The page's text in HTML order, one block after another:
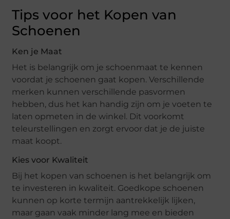
Tips voor het Kopen van
Schoenen
Ken je Maat
Het is belangrijk om je schoenmaat te kennen
voordat je schoenen gaat kopen. Verschillende
merken kunnen verschillende pasvormen
hebben, dus het kan handig zijn om je voeten te
laten opmeten in de winkel. Dit voorkomt
teleurstellingen en zorgt ervoor dat je de juiste
maat koopt.
Kies voor Kwaliteit
Bij het kopen van schoenen is het belangrijk om
te investeren in kwaliteit. Goedkope schoenen
kunnen op korte termijn aantrekkelijk lijken,
maar gaan vaak minder lang mee en bieden